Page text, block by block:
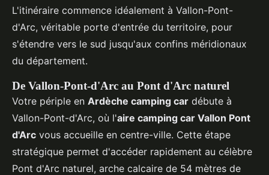
L'itinéraire commence idéalement à Vallon-Pont-
d'Arc, véritable porte d'entrée du territoire, pour
s'étendre vers le sud jusqu'aux confins méridionaux
du département.
De Vallon-Pont-d'Arc au Pont d'Arc naturel
Votre périple en Ardèche camping car débute à
Vallon-Pont-d'Arc, où l'aire camping car Vallon Pont
d'Arc vous accueille en centre-ville. Cette étape
stratégique permet d'accéder rapidement au célèbre
Pont d'Arc naturel, arche calcaire de 54 mètres de